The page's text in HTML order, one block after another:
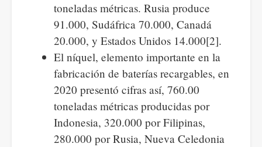
toneladas métricas. Rusia produce
91.000, Sudáfrica 70.000, Canadá
20.000, y Estados Unidos 14.000[2].
El níquel, elemento importante en la
fabricación de baterías recargables, en
2020 presentó cifras así, 760.00
toneladas métricas producidas por
Indonesia, 320.000 por Filipinas,
280.000 por Rusia, Nueva Celedonia